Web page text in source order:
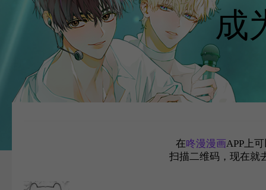
成
在咚漫漫画APP上
扫描二维码，现在就